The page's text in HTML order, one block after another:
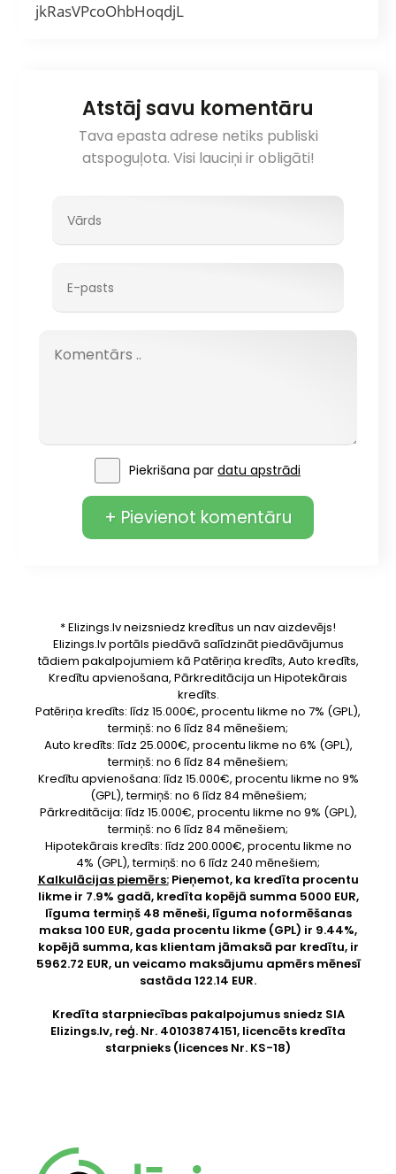
jkRasVPcoOhbHoqdjL
Atstāj savu komentāru
Tava epasta adrese netiks publiski
atspoguļota. Visi lauciņi ir obligāti!
Piekrišana par datu apstrādi
+ Pievienot komentāru
* Elizings.lv neizsniedz kredītus un nav aizdevējs!
Elizings.lv portāls piedāvā salīdzināt piedāvājumus
tādiem pakalpojumiem kā Patēriņa kredīts, Auto kredīts,
Kredītu apvienošana, Pārkreditācija un Hipotekārais
kredīts.
Patēriņa kredīts: līdz 15.000€, procentu likme no 7% (GPL),
termiņš: no 6 līdz 84 mēnešiem;
Auto kredīts: līdz 25.000€, procentu likme no 6% (GPL),
termiņš: no 6 līdz 84 mēnešiem;
Kredītu apvienošana: līdz 15.000€, procentu likme no 9%
(GPL), termiņš: no 6 līdz 84 mēnešiem;
Pārkreditācija: līdz 15.000€, procentu likme no 9% (GPL),
termiņš: no 6 līdz 84 mēnešiem;
Hipotekārais kredīts: līdz 200.000€, procentu likme no
4% (GPL), termiņš: no 6 līdz 240 mēnešiem;
Kalkulācijas piemērs:Pieņemot, ka kredīta procentu
likme ir 7.9% gadā, kredīta kopējā summa 5000 EUR,
līguma termiņš 48 mēneši, līguma noformēšanas
maksa 100 EUR, gada procentu likme (GPL) ir 9.44%,
kopējā summa, kas klientam jāmaksā par kredītu, ir
5962.72 EUR, un veicamo maksājumu apmērs mēnesī
sastāda 122.14 EUR.
Kredīta starpniecības pakalpojumus sniedz SIA
Elizings.lv, reģ. Nr. 40103874151, licencēts kredīta
starpnieks (licences Nr. KS-18)